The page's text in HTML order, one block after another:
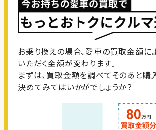
お乗り換えの場合、愛車の買取金額に
いただく金額が変わります。
まずは、買取金額を調べてそのあと購
決めてみてはいかがでしょうか？